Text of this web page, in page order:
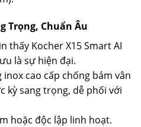
Trọng, Chuẩn Âu
thấy Kocher X15 Smart AI
là sự hiện đại.
cao cấp chống bám vân
kỳ sang trọng, dễ phối với
hoặc độc lập linh hoạt.